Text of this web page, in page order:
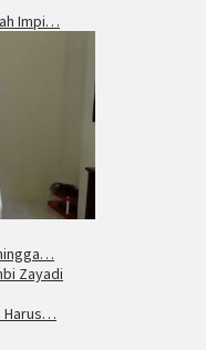
Impi…
Harus…